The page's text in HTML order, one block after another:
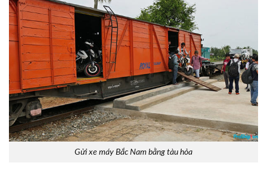
Gửi xe máy Bắc Nam bằng tàu hỏa